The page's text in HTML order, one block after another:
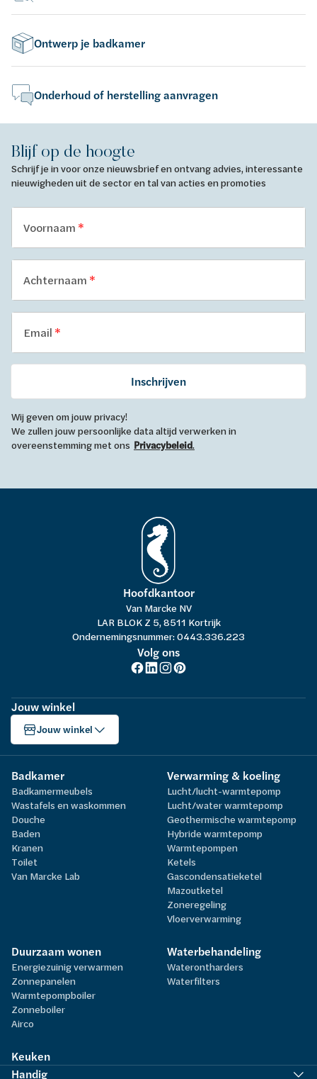
Ontwerp je badkamer
Onderhoud of herstelling aanvragen
Blijf op de hoogte
Schrijf je in voor onze nieuwsbrief en ontvang advies, interessante
nieuwigheden uit de sector en tal van acties en promoties
Voornaam
Achternaam
Email
Inschrijven
Wij geven om jouw privacy!
We zullen jouw persoonlijke data altijd verwerken in
overeenstemming met ons Privacybeleid.
Hoofdkantoor
Van Marcke NV
LAR BLOK Z 5, 8511 Kortrijk
Ondernemingsnummer: 0443.336.223
Volg ons
Jouw winkel
Jouw winkel
Badkamer
Badkamermeubels
Wastafels en waskommen
Douche
Baden
Kranen
Toilet
Van Marcke Lab
Verwarming & koeling
Lucht/lucht-warmtepomp
Lucht/water warmtepomp
Geothermische warmtepomp
Hybride warmtepomp
Warmtepompen
Ketels
Gascondensatieketel
Mazoutketel
Zoneregeling
Vloerverwarming
Duurzaam wonen
Energiezuinig verwarmen
Zonnepanelen
Warmtepompboiler
Zonneboiler
Airco
Waterbehandeling
Waterontharders
Waterfilters
Keuken
Handig